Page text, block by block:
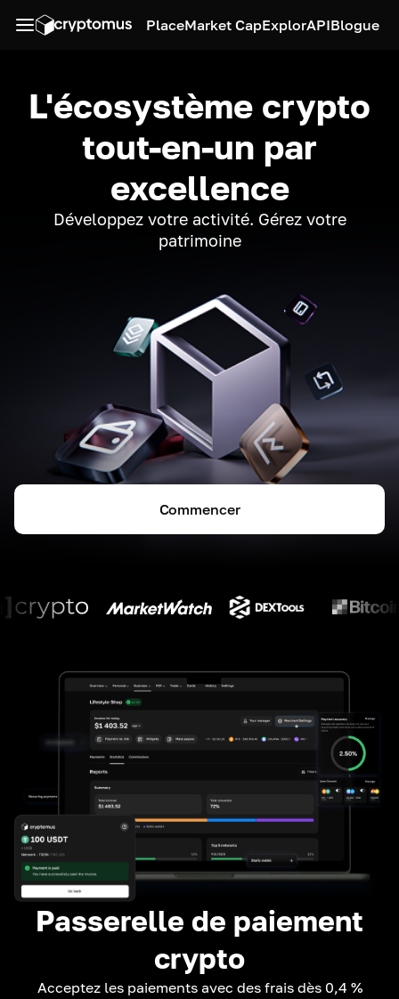
PlaceMarket CapExplorAPIBlogue
L'écosystème crypto
tout-en-un par
excellence
Développez votre activité. Gérez votre
patrimoine
Commencer
Passerelle de paiement
crypto
Acceptez les paiements avec des frais dès 0,4 %